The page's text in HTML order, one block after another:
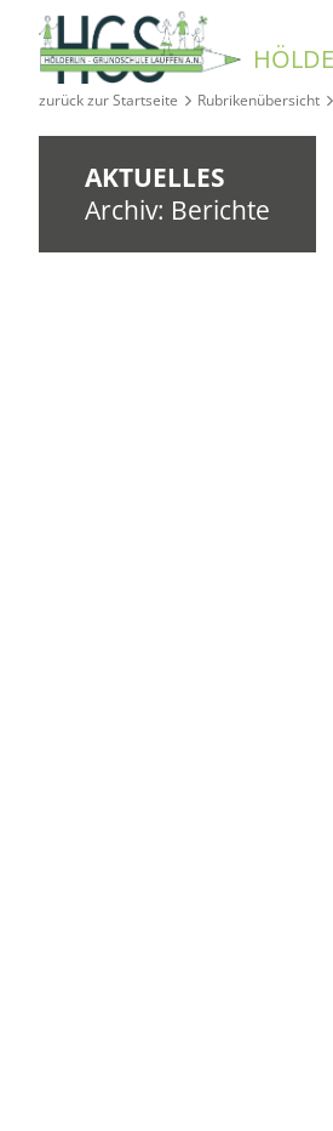
zurück zur Startseite Rubrikenübersicht
AKTUELLES
Archiv: Berichte